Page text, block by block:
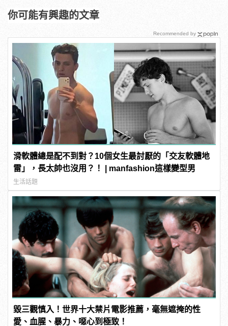
你可能有興趣的文章
滑軟體總是配不到對？10個女生最討厭的「交友軟體地
雷」，長太帥也沒用？！ | manfashion這樣變型男
生活話題
毀三觀慎入！世界十大禁片電影推薦，毫無遮掩的性
愛、血腥、暴力、噁心到極致！
Recommended by